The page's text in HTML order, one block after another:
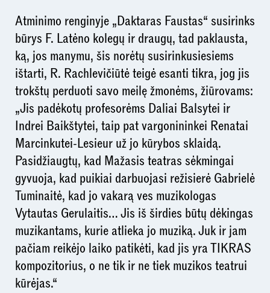
Atminimo renginyje „Daktaras Faustas“ susirinks
būrys F. Latėno kolegų ir draugų, tad paklausta,
ką, jos manymu, šis norėtų susirinkusiesiems
ištarti, R. Rachlevičiūtė teigė esanti tikra, jog jis
trokštų perduoti savo meilę žmonėms, žiūrovams:
„Jis padėkotų profesorėms Daliai Balsytei ir
Indrei Baikštytei, taip pat vargonininkei Renatai
Marcinkutei-Lesieur už jo kūrybos sklaidą.
Pasidžiaugtų, kad Mažasis teatras sėkmingai
gyvuoja, kad puikiai darbuojasi režisierė Gabrielė
Tuminaitė, kad jo vakarą ves muzikologas
Vytautas Gerulaitis… Jis iš širdies būtų dėkingas
muzikantams, kurie atlieka jo muziką. Juk ir jam
pačiam reikėjo laiko patikėti, kad jis yra TIKRAS
kompozitorius, o ne tik ir ne tiek muzikos teatrui
kūrėjas.“